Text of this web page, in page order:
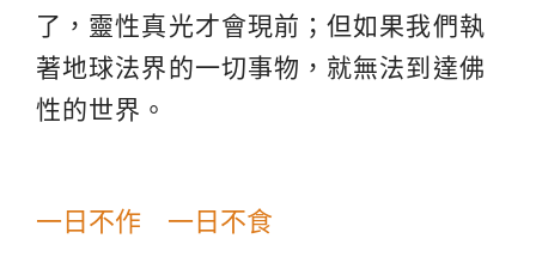
了，靈性真光才會現前；但如果我們執
著地球法界的一切事物，就無法到達佛
性的世界。
一日不作 一日不食